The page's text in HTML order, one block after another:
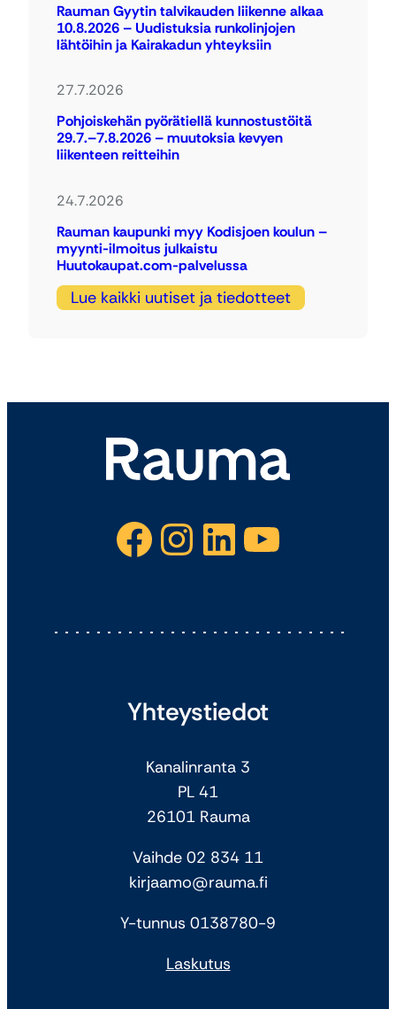
Rauman Gyytin talvikauden liikenne alkaa
10.8.2026 – Uudistuksia runkolinjojen
lähtöihin ja Kairakadun yhteyksiin
27.7.2026
Pohjoiskehän pyörätiellä kunnostustöitä
29.7.–7.8.2026 – muutoksia kevyen
liikenteen reitteihin
24.7.2026
Rauman kaupunki myy Kodisjoen koulun –
myynti-ilmoitus julkaistu
Huutokaupat.com-palvelussa
Lue kaikki uutiset ja tiedotteet
Facebook Instagram LinkedIn YouTube
Yhteystiedot
Kanalinranta 3
PL 41
26101 Rauma
Vaihde 02 834 11
kirjaamo@rauma.fi
Y-tunnus 0138780-9
Laskutus